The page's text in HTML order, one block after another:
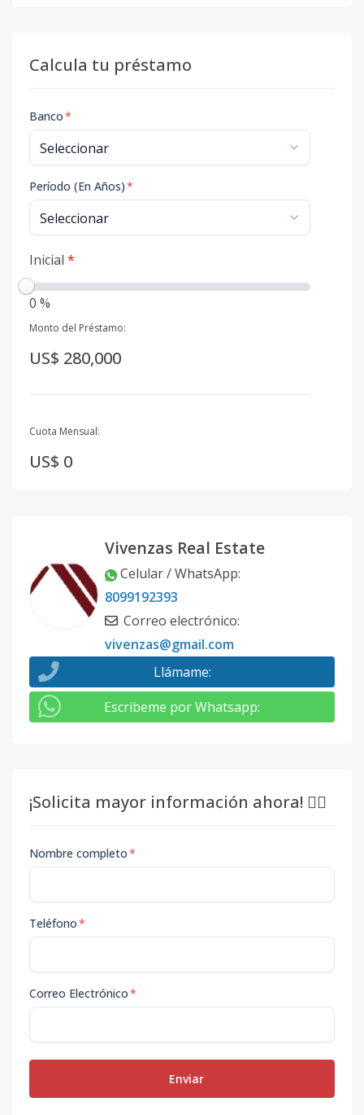
Calcula tu préstamo
Banco*
Período (En Años)*
Inicial *
0 %
Monto del Préstamo:
US$ 280,000
Cuota Mensual:
US$ 0
Vivenzas Real Estate
Celular / WhatsApp:
8099192393
Correo electrónico:
vivenzas@gmail.com
Llámame:
Escribeme por Whatsapp:
¡Solicita mayor información ahora! 👇🏽
Nombre completo*
Teléfono*
Correo Electrónico*
Enviar